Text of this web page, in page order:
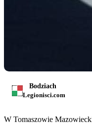
Bodziach
Legionisci.com
W Tomaszowie